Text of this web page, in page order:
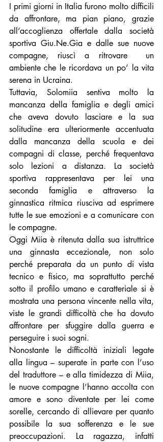
I primi giorni in Italia furono molto difficili
da affrontare, ma pian piano, grazie
all’accoglienza offertale dalla società
sportiva Giu.Ne.Gia e dalle sue nuove
compagne, riuscì a ritrovare  un
ambiente che le ricordava un po’ la vita
serena in Ucraina.
Tuttavia, Solomiia sentiva molto la
mancanza della famiglia e degli amici
che aveva dovuto lasciare e la sua
solitudine era ulteriormente accentuata
dalla mancanza della scuola e dei
compagni di classe, perché frequentava
solo lezioni a distanza. La società
sportiva rappresentava per lei una
seconda famiglia e attraverso la
ginnastica ritmica riusciva ad esprimere
tutte le sue emozioni e a comunicare con
le compagne.
Oggi Miia è ritenuta dalla sua istruttrice
una ginnasta eccezionale, non solo
perché preparata da un punto di vista
tecnico e fisico, ma soprattutto perché
sotto il profilo umano e caratteriale si è
mostrata una persona vincente nella vita,
viste le grandi difficoltà che ha dovuto
affrontare per sfuggire dalla guerra e
perseguire i suoi sogni.
Nonostante le difficoltà iniziali legate
alla lingua – superate in parte con l’uso
del traduttore – e alla timidezza di Miia,
le nuove compagne l’hanno accolta con
amore e sono diventate per lei come
sorelle, cercando di allievare per quanto
possibile la sua sofferenza e le sue
preoccupazioni. La ragazza, infatti